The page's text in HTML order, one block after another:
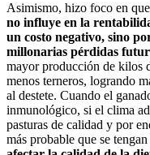
Asimismo, hizo foco en que
no influye en la
un costo negativo, sino
millonarias pérdidas
mayor producción de kilos
menos terneros, logrando
al destete. Cuando el
inmunológico, si el clima
pasturas de calidad y por
más probable que se